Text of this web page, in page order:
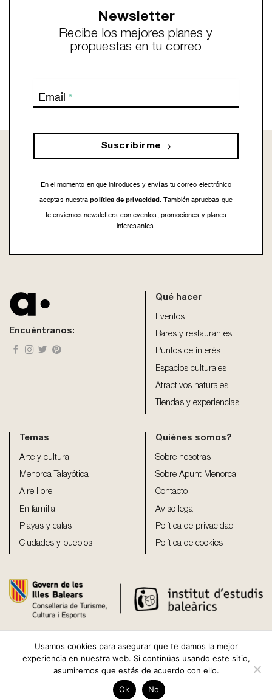
Newsletter
Recibe los mejores planes y
propuestas en tu correo
Email *
Suscribirme
En el momento en que introduces y envías tu correo electrónico
aceptas nuestra política de privacidad. También apruebas que
te enviemos newsletters con eventos, promociones y planes
interesantes.
left
Encuéntranos:
Qué hacer
Eventos
Bares y restaurantes
Puntos de interés
Espacios culturales
Atractivos naturales
Tiendas y experiencias
Temas
Arte y cultura
Menorca Talayótica
Aire libre
En familia
Playas y calas
Ciudades y pueblos
Quiénes somos?
Sobre nosotras
Sobre Apunt Menorca
Contacto
Aviso legal
Política de privacidad
Política de cookies
Copyright 2026 © Apunt Menorca
Usamos cookies para asegurar que te damos la mejor
experiencia en nuestra web. Si continúas usando este sitio,
asumiremos que estás de acuerdo con ello.
Ok
No